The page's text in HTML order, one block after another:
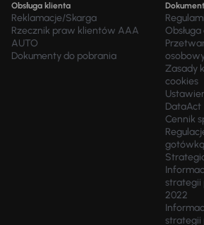
Obsługa klienta
Reklamacje/Skarga
Rzecznik praw klientów AAA
AUTO
Dokumenty do pobrania
Zasady
cookies
DataAct
Cennik
gotówką
strategii
2022
strategii